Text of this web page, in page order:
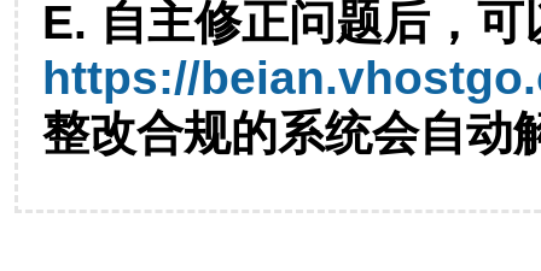
E. 自主修正问题后，可
https://
整改合规的系统会自动